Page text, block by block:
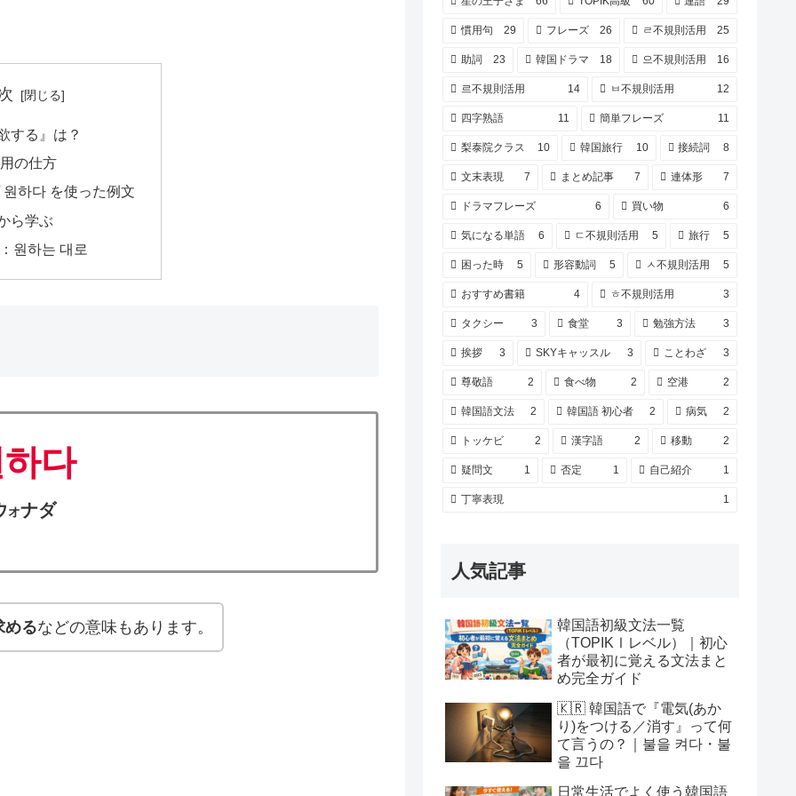
する』は？
の仕方
하다 を使った例文
ら学ぶ
원하는 대로
다
オナダ
めるなどの意味もあります。
慣用句 29 フレーズ 26 ㄹ不規則活用 25
助詞 23 韓国ドラマ 18 으不規則活用 16
르不規則活用 14 ㅂ不規則活用 12
四字熟語 11 簡単フレーズ 11
梨泰院クラス 10 韓国旅行 10 接続詞 8
文末表現 7 まとめ記事 7 連体形 7
ドラマフレーズ 6 買い物 6
気になる単語 6 ㄷ不規則活用 5 旅行 5
困った時 5 形容動詞 5 ㅅ不規則活用 5
おすすめ書籍 4 ㅎ不規則活用 3
タクシー 3 食堂 3 勉強方法 3
挨拶 3 SKYキャッスル 3 ことわざ 3
尊敬語 2 食べ物 2 空港 2
韓国語文法 2 韓国語 初心者 2 病気 2
トッケビ 2 漢字語 2 移動 2
疑問文 1 否定 1 自己紹介 1
丁寧表現 1
人気記事
韓国語初級文法一覧
（TOPIKⅠレベル）｜初心
者が最初に覚える文法まと
め完全ガイド
🇰🇷 韓国語で『電気(あか
り)をつける／消す』って何
て言うの？｜불을 켜다・불
을 끄다
日常生活でよく使う韓国語